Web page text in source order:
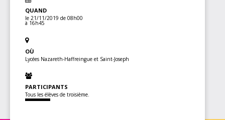
QUAND
le 21/11/2019 de 08h00
à 16h45
OÙ
Lycées Nazareth-Haffreingue et Saint-Joseph
PARTICIPANTS
Tous les élèves de troisième.